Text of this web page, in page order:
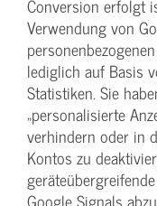
Conversion erfolgt
Verwendung von
lediglich auf Basis
Statistiken. Sie
„personalisierte
verhindern oder in
Kontos zu